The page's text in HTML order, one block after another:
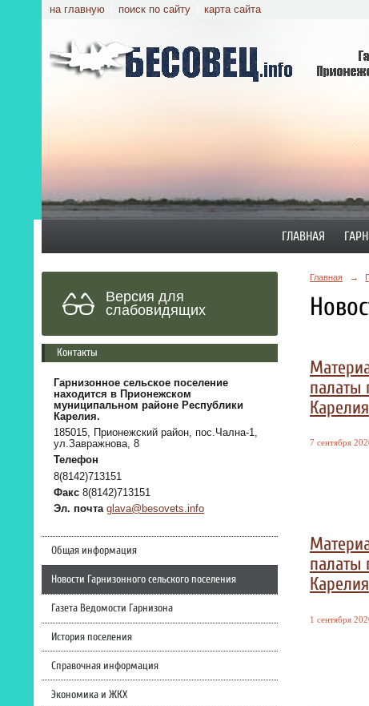
на главную поиск по сайту карта сайта
ГЛАВНАЯ
Версия для
слабовидящих
Контакты
Гарнизонное сельское поселение
находится в Прионежском
муниципальном районе Республики
Карелия.
185015, Прионежский район, пос.Чална-1,
ул.Завражнова, 8
Телефон
8(8142)713151
Факс 8(8142)713151
Эл. почта glava@besovets.info
Общая информация
Новости Гарнизонного сельского поселения
Газета Ведомости Гарнизона
История поселения
Справочная информация
Экономика и ЖКХ
Главная →
палаты
Карелия
7 сентября
палаты
Карелия
1 сентября